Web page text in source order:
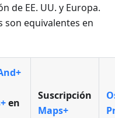
de EE. UU. y Europa.
son equivalentes en
en
Suscripción
Maps+